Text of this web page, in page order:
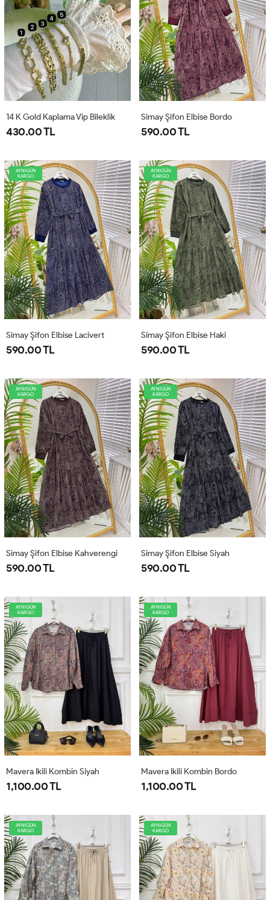
14 K Gold Kaplama Vip Bileklik
430.00 TL
Simay Şifon Elbise Bordo
590.00 TL
AYNIGÜN
KARGO
Simay Şifon Elbise Lacivert
590.00 TL
AYNIGÜN
KARGO
Simay Şifon Elbise Haki
590.00 TL
AYNIGÜN
KARGO
Simay Şifon Elbise Kahverengi
590.00 TL
AYNIGÜN
KARGO
Simay Şifon Elbise Siyah
590.00 TL
AYNIGÜN
KARGO
Mavera Ikili Kombin Siyah
1,100.00 TL
AYNIGÜN
KARGO
Mavera Ikili Kombin Bordo
1,100.00 TL
AYNIGÜN
KARGO
AYNIGÜN
KARGO